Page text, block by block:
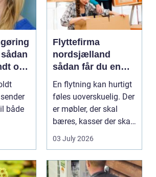
og
både
Flyttefirma
nordsjælland
sådan får du en
tryg og effektiv
flytning
En flytning kan hurtigt
føles uoverskuelig. Der
er møbler, der skal
bæres, kasser der skal
pakkes, o...
03 July 2026